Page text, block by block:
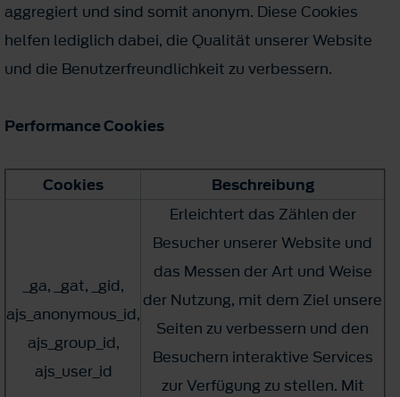
aggregiert und sind somit anonym. Diese Cookies
helfen lediglich dabei, die Qualität unserer Website
und die Benutzerfreundlichkeit zu verbessern.
Performance Cookies
Cookies Beschreibung
_ga, _gat, _gid,
ajs_anonymous_id,
ajs_group_id,
ajs_user_id
Erleichtert das Zählen der
Besucher unserer Website und
das Messen der Art und Weise
der Nutzung, mit dem Ziel unsere
Seiten zu verbessern und den
Besuchern interaktive Services
zur Verfügung zu stellen. Mit